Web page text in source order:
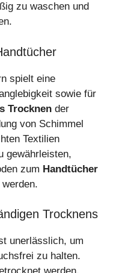
zu waschen und
spielt eine
sowie für
Trocknen der
von Schimmel
Textilien
gewährleisten,
zum Handtücher
Trocknens
unerlässlich, um
zu halten.